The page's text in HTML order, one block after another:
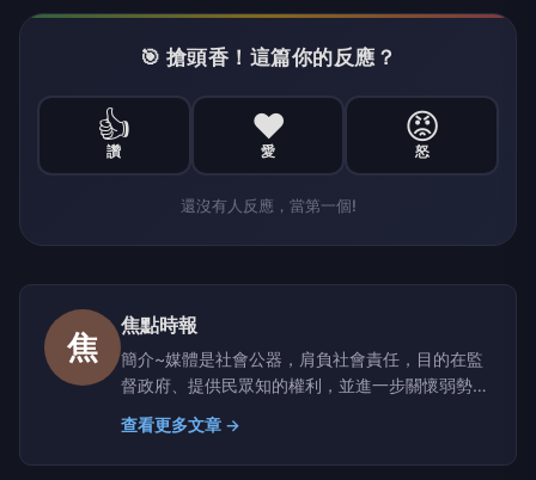
🎯 搶頭香！這篇你的反應？
👍
讚
❤️
愛
😡
怒
還沒有人反應，當第一個!
焦
焦點時報
簡介~媒體是社會公器，肩負社會責任，目的在監
督政府、提供民眾知的權利，並進一步關懷弱勢、
實現社會正義；職責就是實現媒體的社會責任。因
此，我們結合了一群志同道合的朋友，共同決心付
出一己綿薄之力，竭盡所能的為社會服務，以「焦
查看更多文章 →